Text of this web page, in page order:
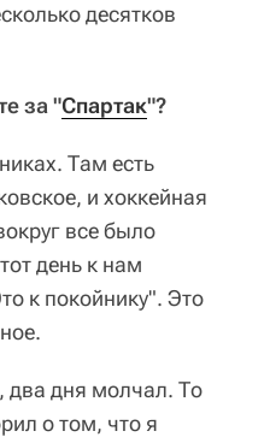
десятков
за "Спартак"?
Там есть
и хоккейная
все было
день к нам
к покойнику". Это
два дня молчал. То
о том, что я